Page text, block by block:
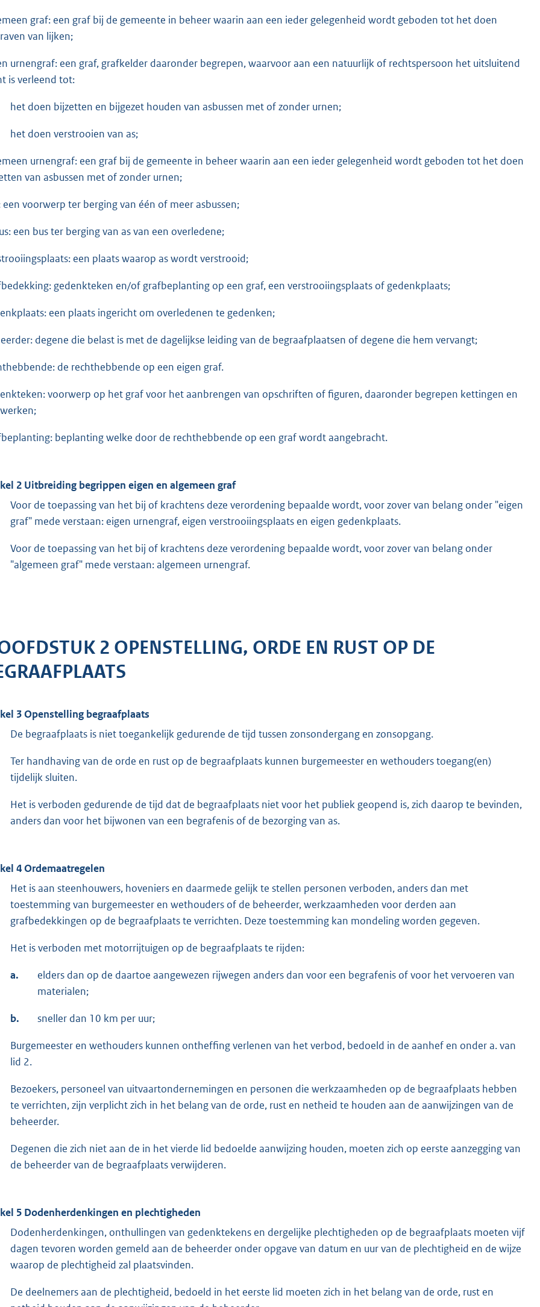
graf: een graf bij de gemeente in beheer waarin aan een ieder gelegenheid wordt geboden tot het doen
van lijken;
urnengraf: een graf, grafkelder daaronder begrepen, waarvoor aan een natuurlijk of rechtspersoon het uitsluitend
is verleend tot:
het doen bijzetten en bijgezet houden van asbussen met of zonder urnen;
het doen verstrooien van as;
urnengraf: een graf bij de gemeente in beheer waarin aan een ieder gelegenheid wordt geboden tot het doen
van asbussen met of zonder urnen;
een voorwerp ter berging van één of meer asbussen;
een bus ter berging van as van een overledene;
een plaats waarop as wordt verstrooid;
gedenkteken en/of grafbeplanting op een graf, een verstrooiingsplaats of gedenkplaats;
een plaats ingericht om overledenen te gedenken;
degene die belast is met de dagelijkse leiding van de begraafplaatsen of degene die hem vervangt;
de rechthebbende op een eigen graf.
voorwerp op het graf voor het aanbrengen van opschriften of figuren, daaronder begrepen kettingen en
beplanting welke door de rechthebbende op een graf wordt aangebracht.
2 Uitbreiding begrippen eigen en algemeen graf
Voor de toepassing van het bij of krachtens deze verordening bepaalde wordt, voor zover van belang onder "eigen
graf" mede verstaan: eigen urnengraf, eigen verstrooiingsplaats en eigen gedenkplaats.
Voor de toepassing van het bij of krachtens deze verordening bepaalde wordt, voor zover van belang onder
"algemeen graf" mede verstaan: algemeen urnengraf.
2 OPENSTELLING, ORDE EN RUST OP DE
3 Openstelling begraafplaats
De begraafplaats is niet toegankelijk gedurende de tijd tussen zonsondergang en zonsopgang.
Ter handhaving van de orde en rust op de begraafplaats kunnen burgemeester en wethouders toegang(en)
tijdelijk sluiten.
Het is verboden gedurende de tijd dat de begraafplaats niet voor het publiek geopend is, zich daarop te bevinden,
anders dan voor het bijwonen van een begrafenis of de bezorging van as.
4 Ordemaatregelen
Het is aan steenhouwers, hoveniers en daarmede gelijk te stellen personen verboden, anders dan met
toestemming van burgemeester en wethouders of de beheerder, werkzaamheden voor derden aan
grafbedekkingen op de begraafplaats te verrichten. Deze toestemming kan mondeling worden gegeven.
Het is verboden met motorrijtuigen op de begraafplaats te rijden:
a.
elders dan op de daartoe aangewezen rijwegen anders dan voor een begrafenis of voor het vervoeren van
materialen;
b. sneller dan 10 km per uur;
Burgemeester en wethouders kunnen ontheffing verlenen van het verbod, bedoeld in de aanhef en onder a. van
lid 2.
Bezoekers, personeel van uitvaartondernemingen en personen die werkzaamheden op de begraafplaats hebben
te verrichten, zijn verplicht zich in het belang van de orde, rust en netheid te houden aan de aanwijzingen van de
beheerder.
Degenen die zich niet aan de in het vierde lid bedoelde aanwijzing houden, moeten zich op eerste aanzegging van
de beheerder van de begraafplaats verwijderen.
5 Dodenherdenkingen en plechtigheden
Dodenherdenkingen, onthullingen van gedenktekens en dergelijke plechtigheden op de begraafplaats moeten vijf
dagen tevoren worden gemeld aan de beheerder onder opgave van datum en uur van de plechtigheid en de wijze
waarop de plechtigheid zal plaatsvinden.
De deelnemers aan de plechtigheid, bedoeld in het eerste lid moeten zich in het belang van de orde, rust en